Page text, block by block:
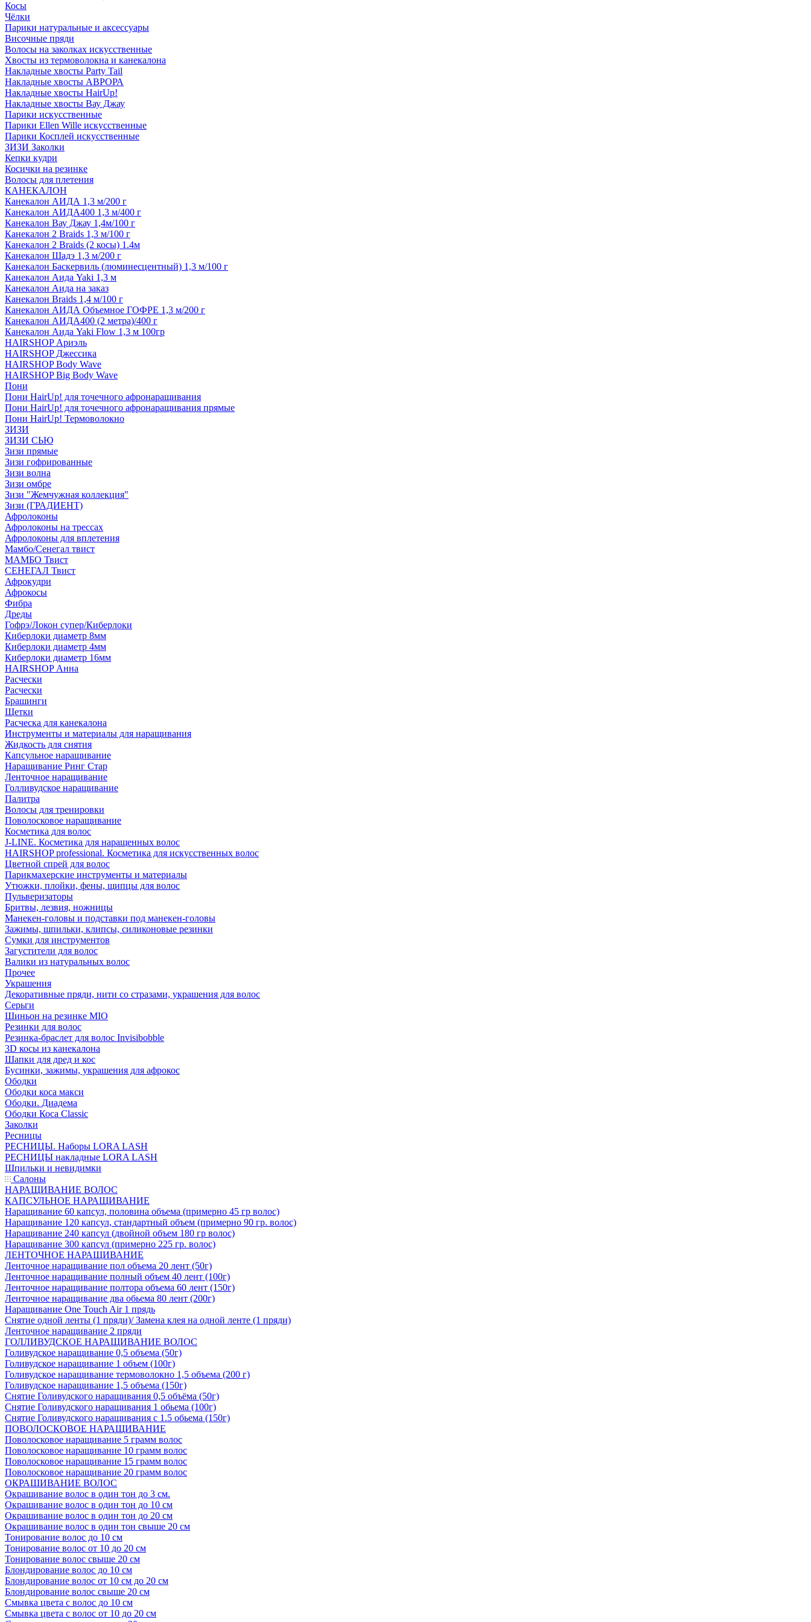
Косы
Чёлки
Парики натуральные и аксессуары
Височные пряди
Волосы на заколках искусственные
Хвосты из термоволокна и канекалона
Накладные хвосты Party Tail
Накладные хвосты АВРОРА
Накладные хвосты HairUp!
Накладные хвосты Вау Джау
Парики искусственные
Парики Ellen Wille искусственные
Парики Косплей искусственные
ЗИЗИ Заколки
Кепки кудри
Косички на резинке
Волосы для плетения
КАНЕКАЛОН
Канекалон АИДА 1,3 м/200 г
Канекалон АИДА400 1,3 м/400 г
Канекалон Вау Джау 1,4м/100 г
Канекалон 2 Braids 1,3 м/100 г
Канекалон 2 Braids (2 косы) 1.4м
Канекалон Шадэ 1,3 м/200 г
Канекалон Баскервиль (люминесцентный) 1,3 м/100 г
Канекалон Аида Yaki 1,3 м
Канекалон Аида на заказ
Канекалон Braids 1,4 м/100 г
Канекалон АИДА Объемное ГОФРЕ 1,3 м/200 г
Канекалон АИДА400 (2 метра)/400 г
Канекалон Аида Yaki Flow 1,3 м 100гр
HAIRSHOP Ариэль
HAIRSHOP Джессика
HAIRSHOP Body Wave
HAIRSHOP Big Body Wave
Пони
Пони HairUp! для точечного афронаращивания
Пони HairUp! для точечного афронаращивания прямые
Пони HairUp! Термоволокно
ЗИЗИ
ЗИЗИ СЬЮ
Зизи прямые
Зизи гофрированные
Зизи волна
Зизи омбре
Зизи "Жемчужная коллекция"
Зизи (ГРАДИЕНТ)
Афролоконы
Афролоконы на трессах
Афролоконы для вплетения
Мамбо/Сенегал твист
МАМБО Твист
СЕНЕГАЛ Твист
Афрокудри
Афрокосы
Фибра
Дреды
Гофрэ/Локон супер/Киберлоки
Киберлоки диаметр 8мм
Киберлоки диаметр 4мм
Киберлоки диаметр 16мм
HAIRSHOP Анна
Расчески
Расчески
Брашинги
Щетки
Расческа для канекалона
Инструменты и материалы для наращивания
Жидкость для снятия
Капсульное наращивание
Наращивание Ринг Стар
Ленточное наращивание
Голливудское наращивание
Палитра
Волосы для тренировки
Поволосковое наращивание
Косметика для волос
J-LINE. Косметика для наращенных волос
HAIRSHOP professional. Косметика для искусственных волос
Цветной спрей для волос
Парикмахерские инструменты и материалы
Утюжки, плойки, фены, щипцы для волос
Пульверизаторы
Бритвы, лезвия, ножницы
Манекен-головы и подставки под манекен-головы
Зажимы, шпильки, клипсы, силиконовые резинки
Сумки для инструментов
Загустители для волос
Валики из натуральных волос
Прочее
Украшения
Декоративные пряди, нити со стразами, украшения для волос
Серьги
Шиньон на резинке MIO
Резинки для волос
Резинка-браслет для волос Invisibobble
3D косы из канекалона
Шапки для дред и кос
Бусинки, зажимы, украшения для афрокос
Ободки
Ободки коса макси
Ободки. Диадема
Ободки Коса Classic
Заколки
Ресницы
РЕСНИЦЫ. Наборы LORA LASH
РЕСНИЦЫ накладные LORA LASH
Шпильки и невидимки
Салоны
НАРАЩИВАНИЕ ВОЛОС
КАПСУЛЬНОЕ НАРАЩИВАНИЕ
Наращивание 60 капсул, половина объема (примерно 45 гр волос)
Наращивание 120 капсул, стандартный объем (примерно 90 гр. волос)
Наращивание 240 капсул (двойной объем 180 гр волос)
Наращивание 300 капсул (примерно 225 гр. волос)
ЛЕНТОЧНОЕ НАРАЩИВАНИЕ
Ленточное наращивание пол объема 20 лент (50г)
Ленточное наращивание полный объем 40 лент (100г)
Ленточное наращивание полтора объема 60 лент (150г)
Ленточное наращивание два обьема 80 лент (200г)
Наращивание One Touch Air 1 прядь
Снятие одной ленты (1 пряди)/ Замена клея на одной ленте (1 пряди)
Ленточное наращивание 2 пряди
ГОЛЛИВУДСКОЕ НАРАЩИВАНИЕ ВОЛОС
Голивудское наращивание 0,5 объема (50г)
Голивудское наращивание 1 объем (100г)
Голивудское наращивание термоволокно 1,5 объема (200 г)
Голивудское наращивание 1,5 объема (150г)
Снятие Голивудского наращивания 0,5 объёма (50г)
Снятие Голивудского наращивания 1 обьема (100г)
Снятие Голивудского наращивания с 1.5 обьема (150г)
ПОВОЛОСКОВОЕ НАРАЩИВАНИЕ
Поволосковое наращивание 5 грамм волос
Поволосковое наращивание 10 грамм волос
Поволосковое наращивание 15 грамм волос
Поволосковое наращивание 20 грамм волос
ОКРАШИВАНИЕ ВОЛОС
Окрашивание волос в один тон до 3 см.
Окрашивание волос в один тон до 10 см
Окрашивание волос в один тон до 20 см
Окрашивание волос в один тон свыше 20 см
Тонирование волос до 10 см
Тонирование волос от 10 до 20 см
Тонирование волос свыше 20 см
Блондирование волос до 10 см
Блондирование волос от 10 см до 20 см
Блондирование волос свыше 20 см
Смывка цвета с волос до 10 см
Смывка цвета с волос от 10 до 20 см